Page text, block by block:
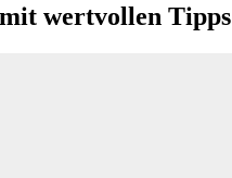
wertvollen Tipps